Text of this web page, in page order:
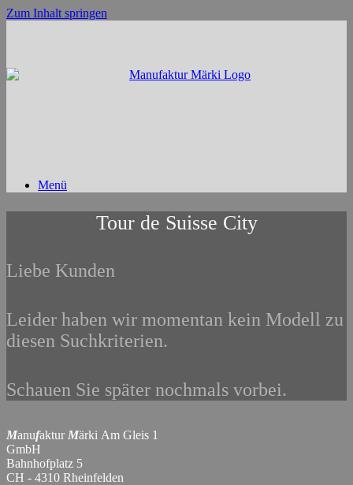
Zum Inhalt springen
Menü
Tour de Suisse City
Liebe Kunden
Leider haben wir momentan kein Modell zu
diesen Suchkriterien.
Schauen Sie später nochmals vorbei.
Manufaktur Märki Am Gleis 1
GmbH
Bahnhofplatz 5
CH - 4310 Rheinfelden